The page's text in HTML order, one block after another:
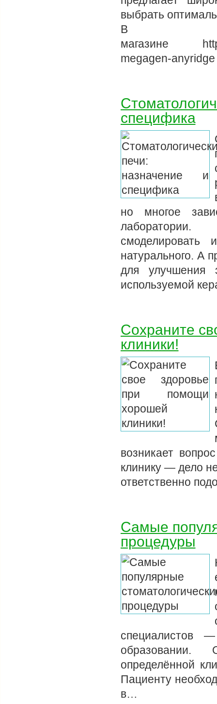
выбрать
В
магазине
megagen-
специфика
но многое
лаборатории.
натурального. А
для улучшения
используемой
Сохраните
клиники!
возникает
клинику — дело
ответственно
Самые
процедуры
специалистов
образовании.
определённой
Пациенту
в…